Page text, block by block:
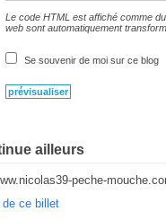
Le code HTML est affiché comme
web sont automatiquement
Se souvenir de moi sur ce blog
ailleurs
peche-
ce billet